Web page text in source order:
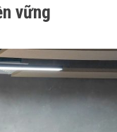
vững